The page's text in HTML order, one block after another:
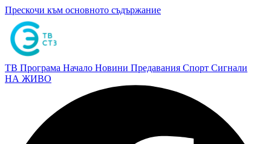
Прескочи към основното съдържание
ТВ Програма Начало Новини Предавания Спорт Сигнали
НА ЖИВО